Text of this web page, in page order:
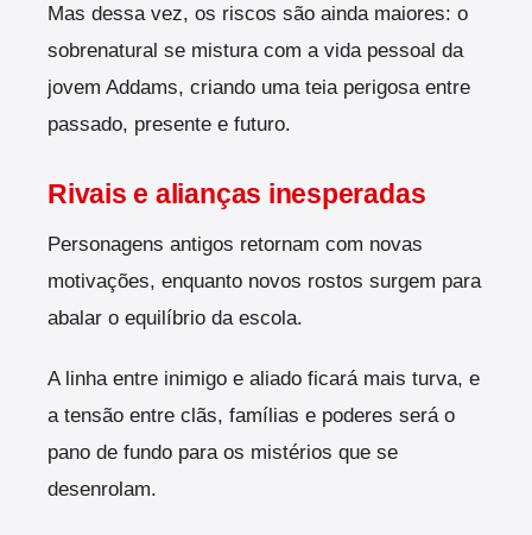
Mas dessa vez, os riscos são ainda maiores: o
sobrenatural se mistura com a vida pessoal da
jovem Addams, criando uma teia perigosa entre
passado, presente e futuro.
Rivais e alianças inesperadas
Personagens antigos retornam com novas
motivações, enquanto novos rostos surgem para
abalar o equilíbrio da escola.
A linha entre inimigo e aliado ficará mais turva, e
a tensão entre clãs, famílias e poderes será o
pano de fundo para os mistérios que se
desenrolam.